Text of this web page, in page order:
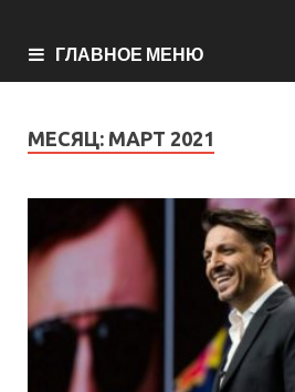
ГЛАВНОЕ МЕНЮ
МЕСЯЦ: МАРТ 2021